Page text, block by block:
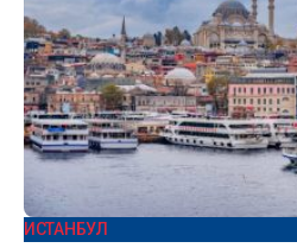
ИСТАНБУЛ